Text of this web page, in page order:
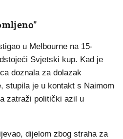
u Melbourne na 15-
Svjetski kup. Kad je
doznala za dolazak
stupila je u kontakt s Naimom
zatraži politički azil u
dijelom zbog straha za